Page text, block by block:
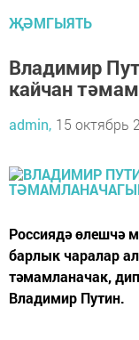
ҖӘМГЫЯТЬ
Владимир
кайчан
admin, 15 октябрь
Россиядә өлешчә
барлык чаралар
тәмамланачак,
Владимир Путин.